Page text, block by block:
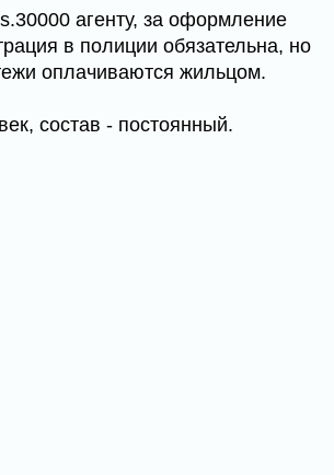
агенту, за оформление
в полиции обязательна, но
оплачиваются жильцом.
состав - постоянный.